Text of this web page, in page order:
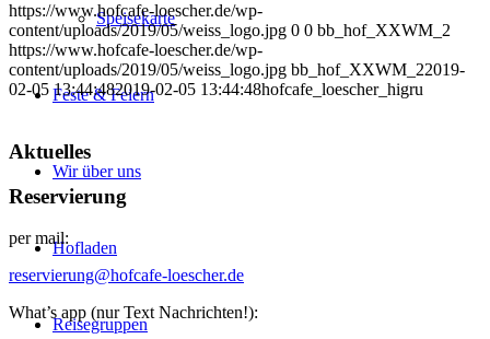
Speisekarte
Feste & Feiern
Wir über uns
Hofladen
Reisegruppen
https://www.hofcafe-loescher.de/wp-
content/uploads/2019/05/weiss_logo.jpg 0 0 bb_hof_XXWM_2
https://www.hofcafe-loescher.de/wp-
content/uploads/2019/05/weiss_logo.jpg bb_hof_XXWM_22019-
02-05 13:44:482019-02-05 13:44:48hofcafe_loescher_higru
Aktuelles
Reservierung
per mail:
reservierung@hofcafe-loescher.de
What’s app (nur Text Nachrichten!):